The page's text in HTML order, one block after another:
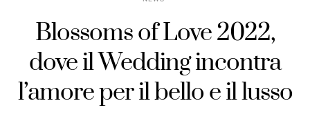
Blossoms of Love 2022,
dove il Wedding incontra
l’amore per il bello e il lusso